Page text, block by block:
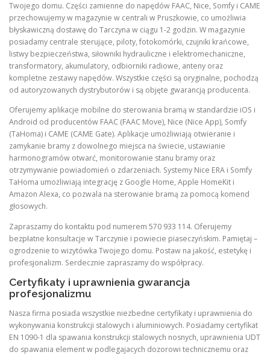
Twojego domu. Części zamienne do napędów FAAC, Nice, Somfy i CAME
przechowujemy w magazynie w centrali w Pruszkowie, co umożliwia
błyskawiczną dostawę do Tarczyna w ciągu 1-2 godzin. W magazynie
posiadamy centrale sterujące, piloty, fotokomórki, czujniki krańcowe,
listwy bezpieczeństwa, siłowniki hydrauliczne i elektromechaniczne,
transformatory, akumulatory, odbiorniki radiowe, anteny oraz
kompletne zestawy napędów. Wszystkie części są oryginalne, pochodzą
od autoryzowanych dystrybutorów i są objęte gwarancją producenta.
Oferujemy aplikacje mobilne do sterowania bramą w standardzie iOS i
Android od producentów FAAC (FAAC Move), Nice (Nice App), Somfy
(TaHoma) i CAME (CAME Gate). Aplikacje umożliwiają otwieranie i
zamykanie bramy z dowolnego miejsca na świecie, ustawianie
harmonogramów otwarć, monitorowanie stanu bramy oraz
otrzymywanie powiadomień o zdarzeniach. Systemy Nice ERA i Somfy
TaHoma umożliwiają integrację z Google Home, Apple HomeKit i
Amazon Alexa, co pozwala na sterowanie bramą za pomocą komend
głosowych.
Zapraszamy do kontaktu pod numerem 570 933 114. Oferujemy
bezpłatne konsultacje w Tarczynie i powiecie piaseczyńskim. Pamiętaj –
ogrodzenie to wizytówka Twojego domu. Postaw na jakość, estetykę i
profesjonalizm. Serdecznie zapraszamy do współpracy.
Certyfikaty i uprawnienia gwarancja
profesjonalizmu
Nasza firma posiada wszystkie niezbedne certyfikaty i uprawnienia do
wykonywania konstrukcji stalowych i aluminiowych. Posiadamy certyfikat
EN 1090-1 dla spawania konstrukcji stalowych nosnych, uprawnienia UDT
do spawania element w podlegajacych dozorowi technicznemu oraz